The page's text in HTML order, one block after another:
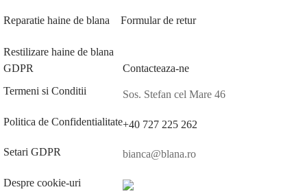
Reparatie haine de blana
Restilizare haine de blana
Formular de retur
GDPR
Termeni si Conditii
Politica de Confidentialitate
Setari GDPR
Despre cookie-uri
Contacteaza-ne
Sos. Stefan cel Mare 46
+40 727 225 262
bianca@blana.ro